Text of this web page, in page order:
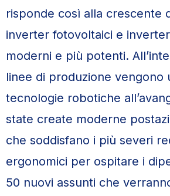
risponde così alla crescente
inverter fotovoltaici e
moderni e più potenti.
linee di produzione vengono
tecnologie robotiche
state create moderne
che soddisfano i più severi
ergonomici per ospitare i
50 nuovi assunti che